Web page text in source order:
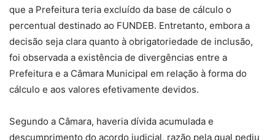
que a Prefeitura teria excluído da base de cálculo o
percentual destinado ao FUNDEB. Entretanto, embora a
decisão seja clara quanto à obrigatoriedade de inclusão,
foi observada a existência de divergências entre a
Prefeitura e a Câmara Municipal em relação à forma do
cálculo e aos valores efetivamente devidos.
Segundo a Câmara, haveria dívida acumulada e
descumprimento do acordo judicial, razão pela qual pediu